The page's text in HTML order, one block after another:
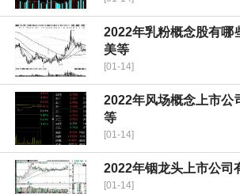
2022年乳粉概念股有哪
美等
[01-14]
2022年风场概念上市公
等
[01-14]
2022年铟龙头上市公司
[01-14]